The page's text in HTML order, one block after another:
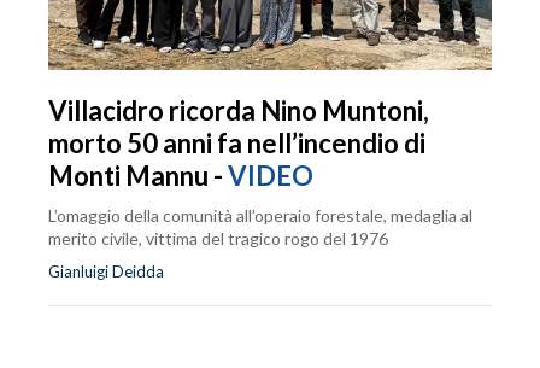
Villacidro ricorda Nino Muntoni,
morto 50 anni fa nell’incendio di
Monti Mannu -VIDEO
L’omaggio della comunità all’operaio forestale, medaglia al
merito civile, vittima del tragico rogo del 1976
Gianluigi Deidda